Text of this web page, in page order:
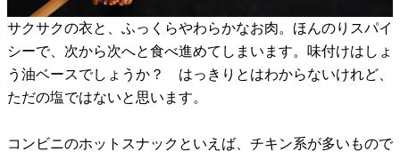
サクサクの衣と、ふっくらやわらかなお肉。ほんのりスパイ
シーで、次から次へと食べ進めてしまいます。味付けはしょ
う油ベースでしょうか？ はっきりとはわからないけれど、
ただの塩ではないと思います。
コンビニのホットスナックといえば、チキン系が多いもので